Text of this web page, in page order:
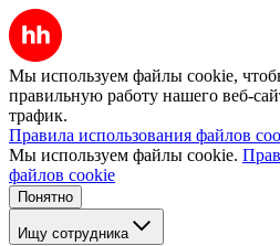
Мы используем файлы cookie,
правильную работу нашего веб-
трафик.
Правила использования файлов
Мы используем файлы cookie.
файлов cookie
Понятно
Ищу сотрудника